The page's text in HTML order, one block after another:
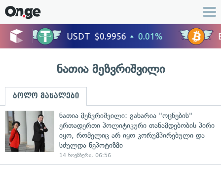
ნათია მეზვრიშვილი
ბოლო მასალები
ნათია მეზვრიშვილი: გახარია "ოცნების"
ერთადერთი პოლიტიკური თანამდებობის პირი
იყო, რომელიც არ იყო კორუმპირებული და
სძულდა ნეპოტიზმი
14 ნოემბერი, 06:56